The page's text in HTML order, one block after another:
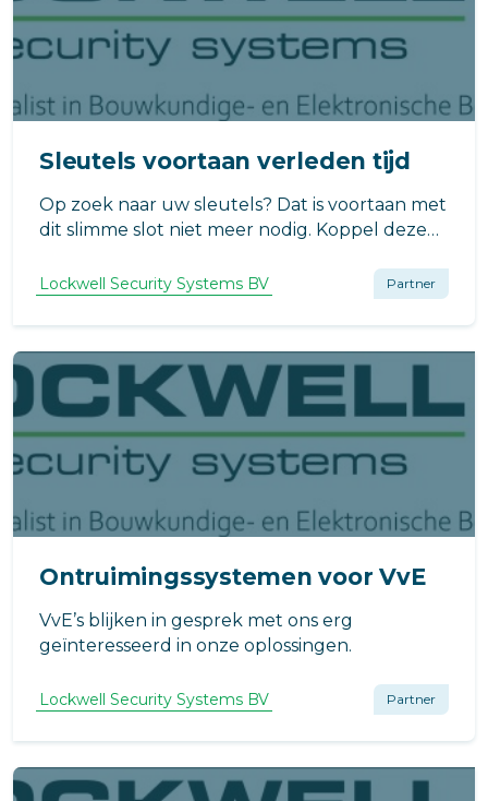
Sleutels voortaan verleden tijd
Op zoek naar uw sleutels? Dat is voortaan met
dit slimme slot niet meer nodig. Koppel deze
en ontgrendel deuren/kasten met een
eenvoudig ‘tikje’ op uw smartphone of
smartwatch.
Lockwell Security Systems BV Partner
Ontruimingssystemen voor VvE
VvE’s blijken in gesprek met ons erg
geïnteresseerd in onze oplossingen.
Lockwell Security Systems BV Partner